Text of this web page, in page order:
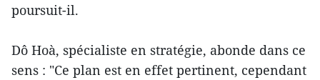
poursuit-il.
Dô Hoà, spécialiste en stratégie, abonde dans ce
sens : "Ce plan est en effet pertinent, cependant